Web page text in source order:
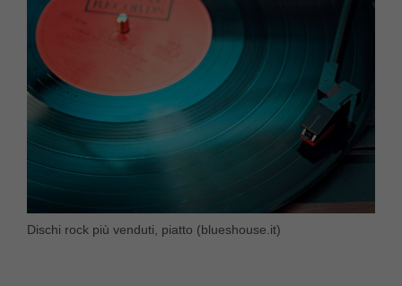
Dischi rock più venduti, piatto (blueshouse.it)